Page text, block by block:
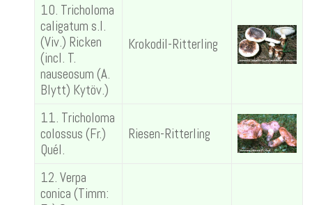
10. Tricholoma
caligatum s.l.
(Viv.) Ricken
(incl. T.
nauseosum (A.
Blytt) Kytöv.)
Krokodil-Ritterling
11. Tricholoma
colossus (Fr.)
Quél.
Riesen-Ritterling
12. Verpa
conica (Timm: